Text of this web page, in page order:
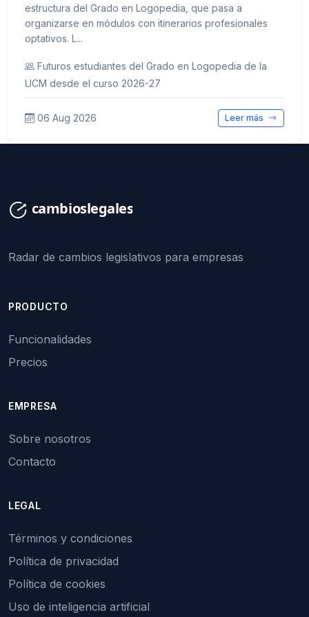
estructura del Grado en Logopedia, que pasa a
organizarse en módulos con itinerarios profesionales
optativos. L...
Futuros estudiantes del Grado en Logopedia de la
UCM desde el curso 2026-27
06 Aug 2026 Leer más
Radar de cambios legislativos para empresas
PRODUCTO
Funcionalidades
Precios
EMPRESA
Sobre nosotros
Contacto
LEGAL
Términos y condiciones
Política de privacidad
Política de cookies
Uso de inteligencia artificial